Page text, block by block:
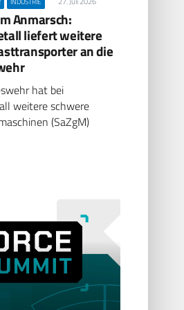
Anmarsch:
liefert weitere
an die
hat bei
weitere schwere
(SaZgM)